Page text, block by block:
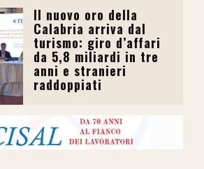
Il nuovo oro della
Calabria arriva dal
turismo: giro d’affari
da 5,8 miliardi in tre
anni e stranieri
raddoppiati